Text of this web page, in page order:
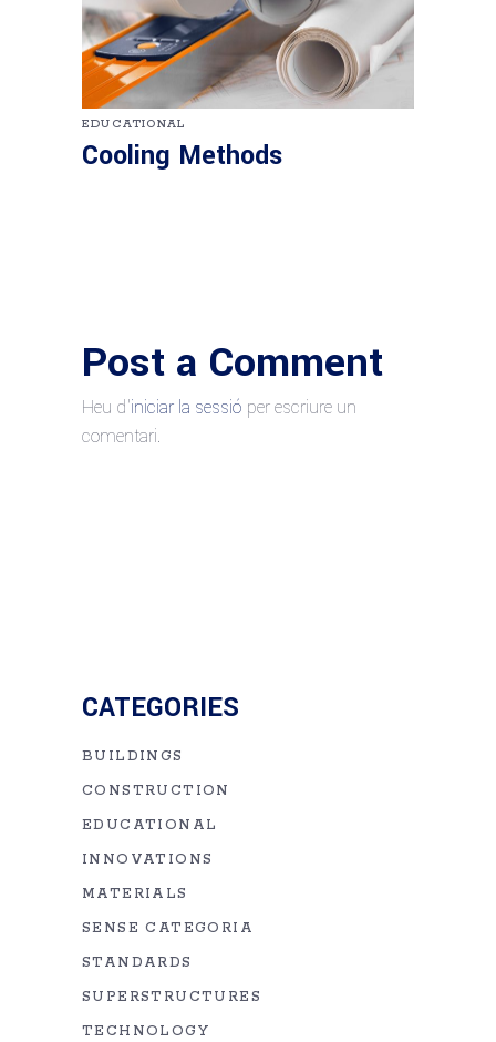
EDUCATIONAL
Cooling Methods
Post a Comment
Heu d'iniciar la sessió per escriure un
comentari.
CATEGORIES
BUILDINGS
CONSTRUCTION
EDUCATIONAL
INNOVATIONS
MATERIALS
SENSE CATEGORIA
STANDARDS
SUPERSTRUCTURES
TECHNOLOGY